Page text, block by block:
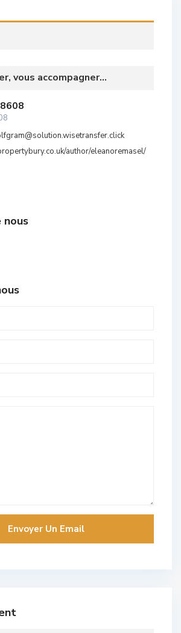
vous accompagner...
author/eleanoremasel/
nous